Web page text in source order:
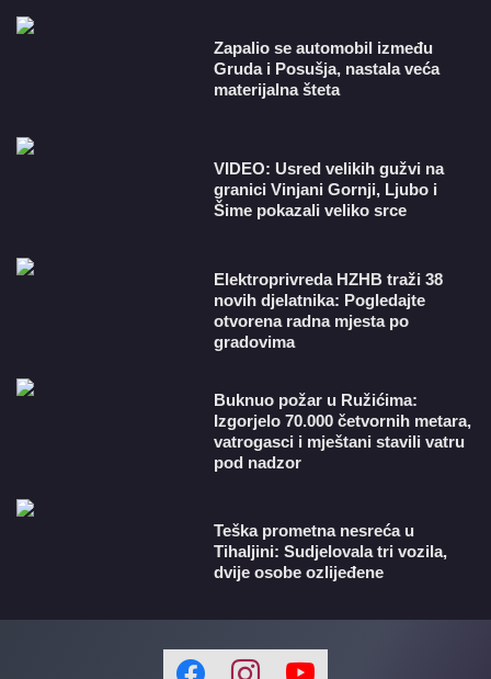
Zapalio se automobil između
Gruda i Posušja, nastala veća
materijalna šteta
VIDEO: Usred velikih gužvi na
granici Vinjani Gornji, Ljubo i
Šime pokazali veliko srce
​Elektroprivreda HZHB traži 38
novih djelatnika: Pogledajte
otvorena radna mjesta po
gradovima
Buknuo požar u Ružićima:
Izgorjelo 70.000 četvornih metara,
vatrogasci i mještani stavili vatru
pod nadzor
Teška prometna nesreća u
Tihaljini: Sudjelovala tri vozila,
dvije osobe ozlijeđene